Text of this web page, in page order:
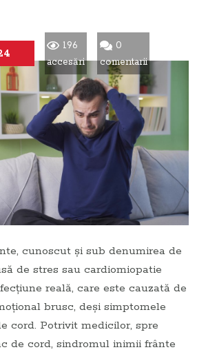
196
accesări
0
comentarii
cunoscut și sub denumirea de
de stres sau cardiomiopatie
reală, care este cauzată de
brusc, deși simptomele
cord. Potrivit medicilor, spre
de cord, sindromul inimii frânte